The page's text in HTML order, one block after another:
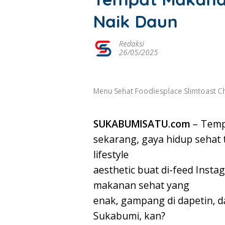
Naik Daun
Redaksi
26/05/2025
Menu Sehat Foodiesplace Slimtoast
SUKABUMISATU.com –
sekarang, gaya hidup
lifestyle
aesthetic buat di-feed
makanan sehat yang
enak, gampang di dapetin,
Sukabumi, kan?